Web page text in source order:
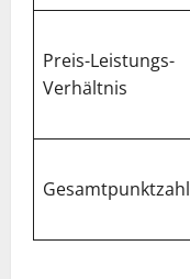
Preis-Leistungs-
Verhältnis
Gesamtpunktzahl